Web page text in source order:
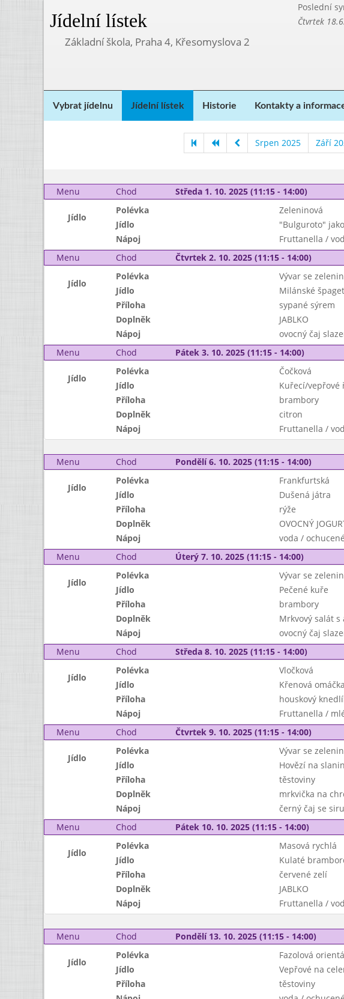
Jídelní lístek
Poslední
Čtvrtek
Základní škola, Praha 4, Křesomyslova 2
Vybrat jídelnu Jídelní lístek Historie Kontakty a
Srpen 2025 Září
Menu
Chod Středa 1. 10. 2025 (11:15 - 14:00)
Jídlo
Polévka Zeleninová
Jídlo
"Bulguroto"
Nápoj
Fruttanella /
Menu
Chod Čtvrtek 2. 10. 2025 (11:15 - 14:00)
Jídlo
Polévka Vývar se
Jídlo
Milánské
Příloha
sypané sýrem
Doplněk
JABLKO
Nápoj
ovocný čaj
Menu
Chod Pátek 3. 10. 2025 (11:15 - 14:00)
Jídlo
Polévka Čočková
Jídlo
Kuřecí/vepřové
Příloha
brambory
Doplněk
citron
Nápoj
Fruttanella /
Menu
Chod Pondělí 6. 10. 2025 (11:15 - 14:00)
Jídlo
Polévka Frankfurtská
Jídlo
Dušená játra
Příloha
rýže
Doplněk
OVOCNÝ
Nápoj
voda /
Menu
Chod Úterý 7. 10. 2025 (11:15 - 14:00)
Jídlo
Polévka Vývar se
Jídlo
Pečené kuře
Příloha
brambory
Doplněk
Mrkvový salát s
Nápoj
ovocný čaj
Menu
Chod Středa 8. 10. 2025 (11:15 - 14:00)
Jídlo
Polévka Vločková
Jídlo
Křenová omáčka
Příloha
houskový
Nápoj
Fruttanella /
Menu
Chod Čtvrtek 9. 10. 2025 (11:15 - 14:00)
Jídlo
Polévka Vývar se
Jídlo
Hovězí na
Příloha
těstoviny
Doplněk
mrkvička na
Nápoj
černý čaj se
Menu
Chod Pátek 10. 10. 2025 (11:15 - 14:00)
Jídlo
Polévka Masová rychlá
Jídlo
Kulaté
Příloha
červené zelí
Doplněk
JABLKO
Nápoj
Fruttanella /
Menu
Chod Pondělí 13. 10. 2025 (11:15 - 14:00)
Jídlo
Polévka Fazolová
Jídlo
Vepřové na
Příloha
těstoviny